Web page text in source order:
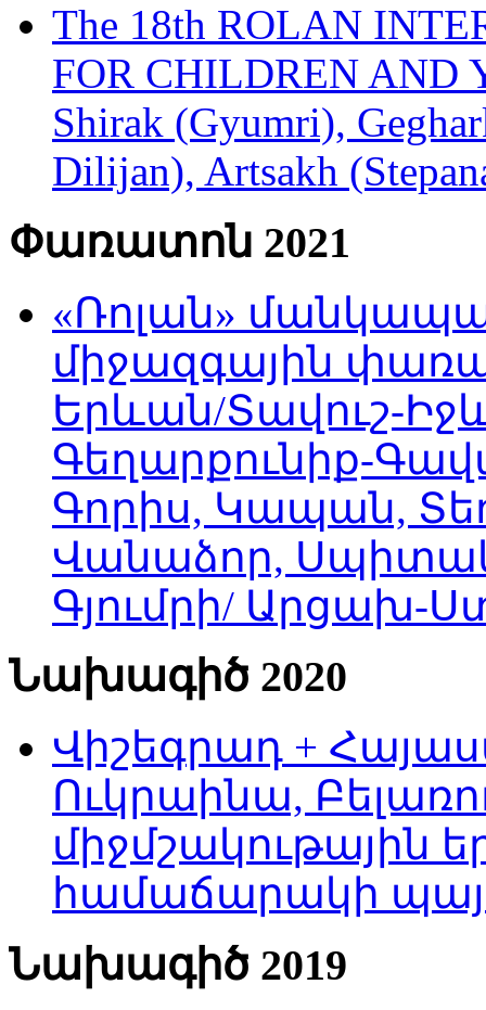
The 18th ROLAN
FOR CHILDREN AND
Shirak (Gyumri),
Dilijan), Artsakh
Փառատոն 2021
«Ռոլան»
միջազգային
Երևան/Տավուշ-
Գեղարքունիք-
Գորիս, Կապան,
Վանաձոր,
Գյումրի/ Արցախ-
Նախագիծ 2020
Վիշեգրադ +
Ուկրաինա,
միջմշակութային
համաճարակի
Նախագիծ 2019